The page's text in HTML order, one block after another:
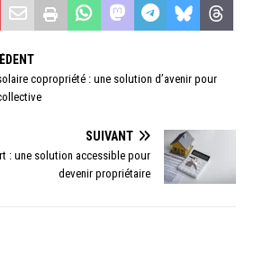
copropriété : une solution d’avenir pour
SUIVANT
: une solution accessible pour
devenir propriétaire